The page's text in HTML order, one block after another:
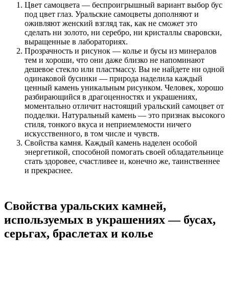
Цвет самоцвета — беспроигрышный вариант выбор бус
под цвет глаз. Уральские самоцветы дополняют и
оживляют женский взгляд так, как не сможет это
сделать ни золото, ни серебро, ни кристаллы сваровски,
выращенные в лабораториях.
Прозрачность и рисунок — колье и бусы из минералов
тем и хороши, что они даже близко не напоминают
дешевое стекло или пластмассу. Вы не найдете ни одной
одинаковой бусинки — природа наделила каждый
ценный камень уникальным рисунком. Человек, хорошо
разбирающийся в драгоценностях и украшениях,
моментально отличит настоящий уральский самоцвет от
подделки. Натуральный камень — это признак высокого
стиля, тонкого вкуса и неприемлемости ничего
искусственного, в том числе и чувств.
Свойства камня. Каждый камень наделен особой
энергетикой, способной помогать своей обладательнице
стать здоровее, счастливее и, конечно же, таинственнее
и прекраснее.
Свойства уральских камней,
используемых в украшениях — бусах,
серьгах, браслетах и колье